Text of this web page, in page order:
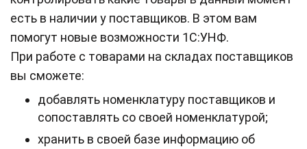
есть в наличии у поставщиков. В этом вам
помогут новые возможности 1С:УНФ.
При работе с товарами на складах поставщиков
вы сможете:
добавлять номенклатуру поставщиков и
сопоставлять со своей номенклатурой;
хранить в своей базе информацию об